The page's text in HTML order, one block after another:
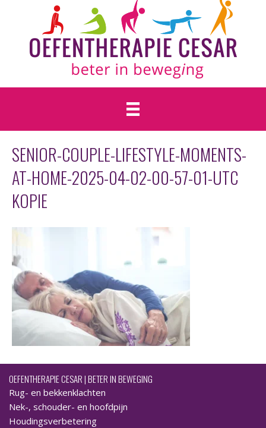
SENIOR-COUPLE-LIFESTYLE-MOMENTS-
AT-HOME-2025-04-02-00-57-01-UTC
KOPIE
OEFENTHERAPIE CESAR | BETER IN BEWEGING
Rug- en bekkenklachten
Nek-, schouder- en hoofdpijn
Houdingsverbetering